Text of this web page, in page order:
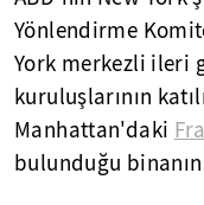
Yönlendirme
York merkezli ileri
kuruluşlarının
Manhattan'daki
bulunduğu